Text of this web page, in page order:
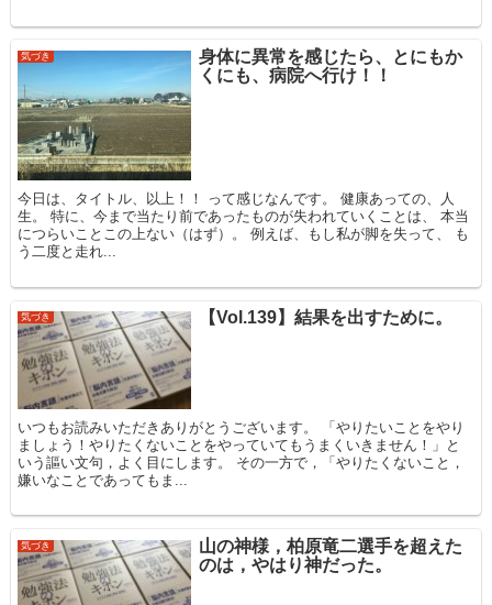
気づき
身体に異常を感じたら、とにもか
くにも、病院へ行け！！
今日は、タイトル、以上！！ って感じなんです。 健康あっての、人
生。 特に、今まで当たり前であったものが失われていくことは、 本当
につらいことこの上ない（はず）。 例えば、もし私が脚を失って、 も
う二度と走れ...
気づき 【Vol.139】結果を出すために。
いつもお読みいただきありがとうございます。 「やりたいことをやり
ましょう！やりたくないことをやっていてもうまくいきません！」と
いう謳い文句，よく目にします。 その一方で，「やりたくないこと，
嫌いなことであってもま...
気づき
山の神様，柏原竜二選手を超えた
のは，やはり神だった。